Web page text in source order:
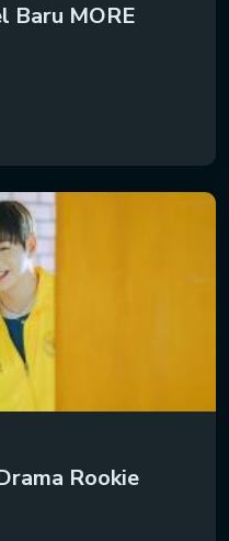
Baru MORE
Rookie